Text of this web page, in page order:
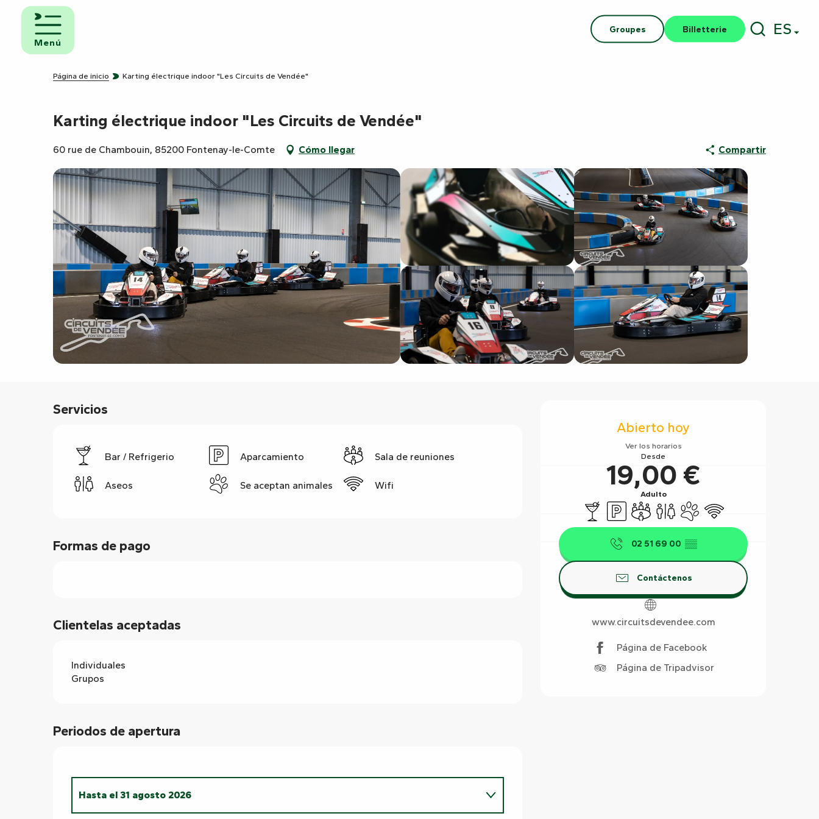
contenu
principal
Groupes Billetterie ES
Menú
Página de inicio Karting électrique indoor "Les Circuits de Vendée"
Karting électrique indoor "Les Circuits de Vendée"
60 rue de Chambouin, 85200 Fontenay-le-Comte Cómo llegar Compartir
Abierto hoy
Ver los horarios
Desde
19,00 €
Adulto
Bar / Refrigerio
Aparcamiento
Sala de reuniones
AseosSe aceptan animales
Wifi
02 51 69 00 ▒▒
Contáctenos
www.circuitsdevendee.com
Página de Facebook
Página de Tripadvisor
Servicios
Bar / Refrigerio Aparcamiento Sala de reuniones
Aseos Se aceptan animales Wifi
Formas de pago
Clientelas aceptadas
Individuales
Grupos
Periodos de apertura
Hasta el 31 agosto 2026